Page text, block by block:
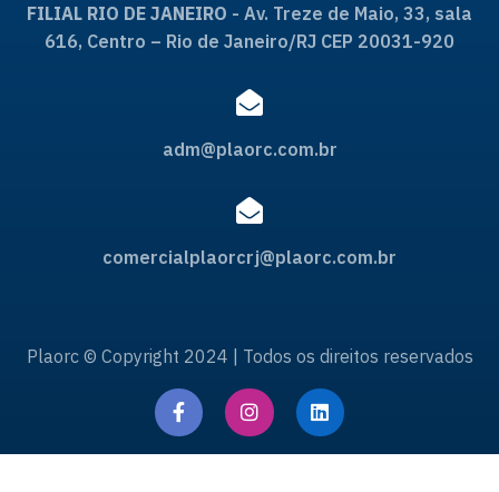
FILIAL RIO DE JANEIRO - Av. Treze de Maio, 33, sala
616, Centro – Rio de Janeiro/RJ CEP 20031-920
adm@plaorc.com.br
comercialplaorcrj@plaorc.com.br
Plaorc © Copyright 2024 | Todos os direitos reservados